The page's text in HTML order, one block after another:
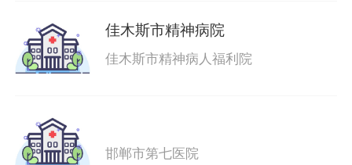
佳木斯市精神病院
佳木斯市精神病人福利院
邯郸市第七医院